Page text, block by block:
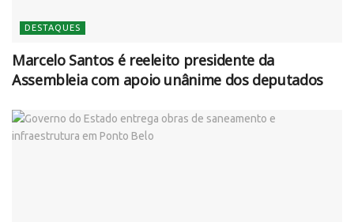
DESTAQUES
Marcelo Santos é reeleito presidente da
Assembleia com apoio unânime dos deputados